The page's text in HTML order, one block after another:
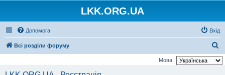
LKK.ORG.UA
Допомога Вхід
Всі розділи форуму
о
Мова: